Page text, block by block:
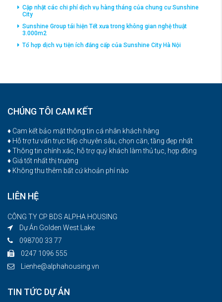
Cập nhật các chi phí dịch vụ hàng tháng của chung cư Sunshine
City
Sunshine Group tái hiện Tết xưa trong không gian nghệ thuật
3.000m2
Tổ hợp dịch vụ tiện ích đắng cấp của Sunshine City Hà Nội
CHÚNG TÔI CAM KẾT
♦ Cam kết bảo mật thông tin cá nhân khách hàng
♦ Hỗ trợ tư vấn trực tiếp chuyên sâu, chọn căn, tầng đẹp nhất
♦ Thông tin chính xác, hỗ trợ quý khách làm thủ tục, hợp đồng
♦ Giá tốt nhất thị trường
♦ Không thu thêm bất cứ khoản phí nào
LIÊN HỆ
CÔNG TY CP BDS ALPHA HOUSING
Dự Án Golden West Lake
098700 33 77
0247 1096 555
Lienhe@alphahousing.vn
TIN TỨC DỰ ÁN